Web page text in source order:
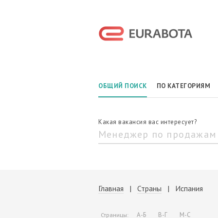
ОБЩИЙ ПОИСК ПО КАТЕГОРИЯМ
Какая вакансия вас интересует?
Главная | Страны | Испания
Страницы: А-Б В-Г М-С